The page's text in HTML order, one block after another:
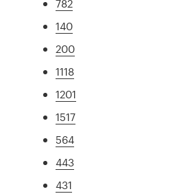
782
140
200
1118
1201
1517
564
443
431